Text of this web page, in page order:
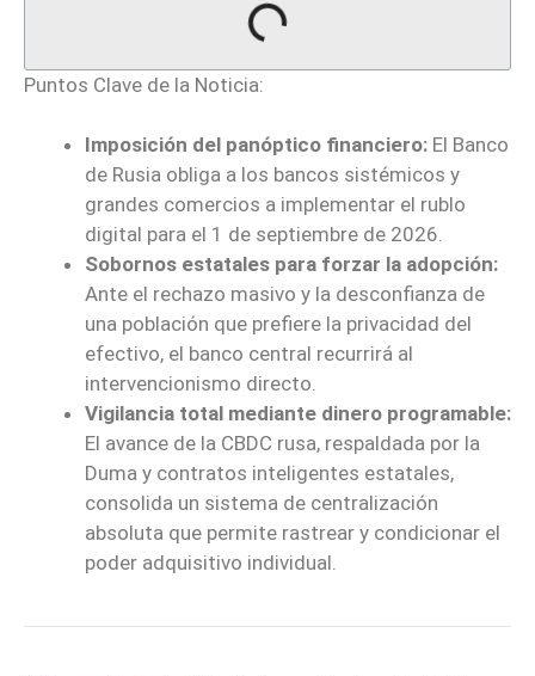
Puntos Clave de la Noticia:
Imposición del panóptico financiero: El Banco
de Rusia obliga a los bancos sistémicos y
grandes comercios a implementar el rublo
digital para el 1 de septiembre de 2026.
Sobornos estatales para forzar la adopción:
Ante el rechazo masivo y la desconfianza de
una población que prefiere la privacidad del
efectivo, el banco central recurrirá al
intervencionismo directo.
Vigilancia total mediante dinero programable:
El avance de la CBDC rusa, respaldada por la
Duma y contratos inteligentes estatales,
consolida un sistema de centralización
absoluta que permite rastrear y condicionar el
poder adquisitivo individual.